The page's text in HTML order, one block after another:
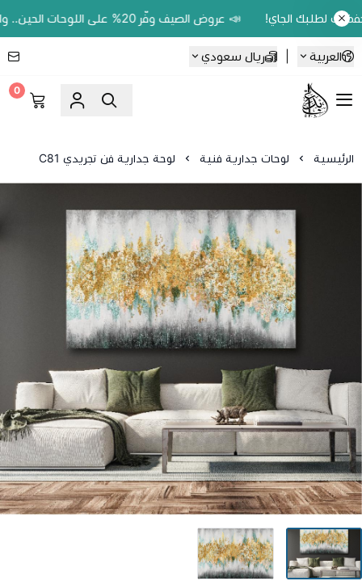
📣 عروض الصيف وفّر 20% على اللوحات الحين.. واكسب 200 ريال رصيد بمحفظتك لطلبك الجاي!
العربية ريال سعودي
Ebbdaa art
0
الرئيسية لوحات جدارية فنية لوحة جدارية فن تجريدي C81